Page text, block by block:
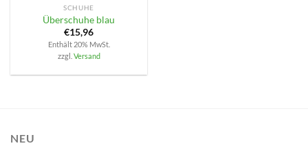
SCHUHE
Überschuhe blau
€15,96
Enthält 20% MwSt.
zzgl. Versand
NEU